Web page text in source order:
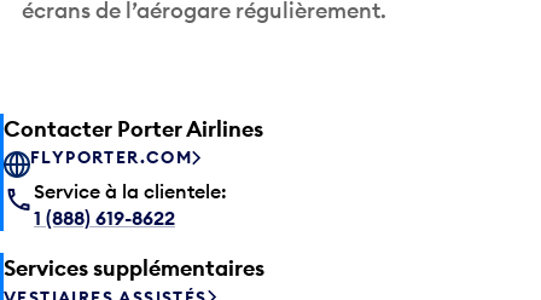
FLYPORTER.COM
Service à la clientele:
1 (888) 619-8622
VESTIAIRES ASSISTÉS